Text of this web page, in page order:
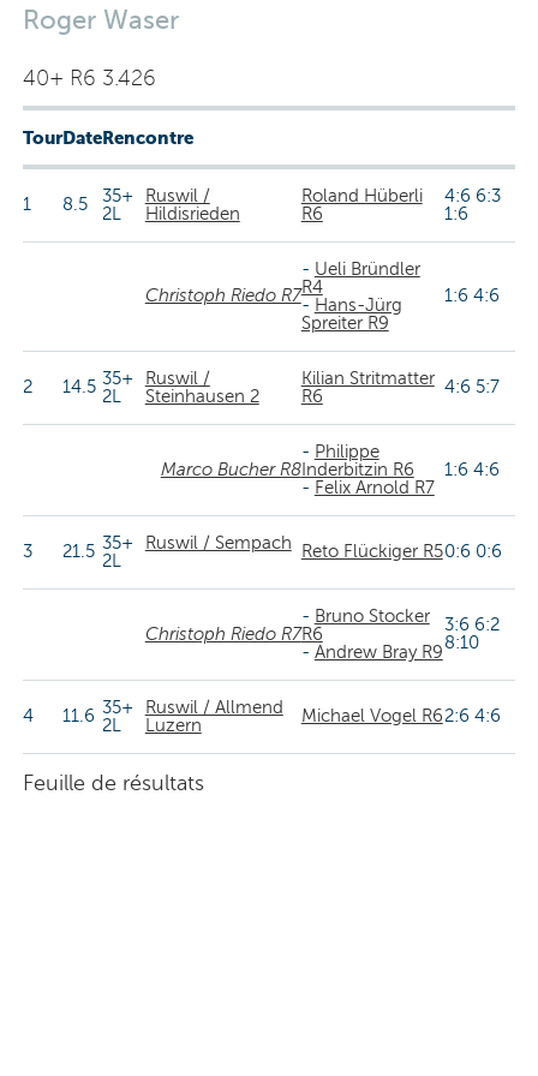
Roger Waser
40+ R6 3.426
TourDateRencontre
1 8.5
35+
2L
Ruswil /
Hildisrieden
Roland Hüberli
R6
4:6 6:3
1:6
Christoph Riedo R7
- Ueli Bründler
R4
- Hans-Jürg
Spreiter R9
1:6 4:6
2 14.5 35+
2L
Ruswil /
Steinhausen 2
Kilian Stritmatter
R6
4:6 5:7
Marco Bucher R8
- Philippe
Inderbitzin R6
- Felix Arnold R7
1:6 4:6
3 21.5 35+
2L
Ruswil / Sempach Reto Flückiger R50:6 0:6
Christoph Riedo R7
- Bruno Stocker
R6
- Andrew Bray R9
3:6 6:2
8:10
4 11.6 35+
2L
Ruswil / Allmend
Luzern
Michael Vogel R62:6 4:6
Feuille de résultats